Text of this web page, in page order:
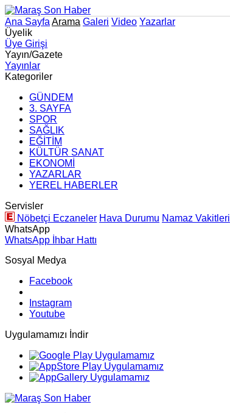
Ana Sayfa Arama Galeri Video Yazarlar
Üyelik
Üye Girişi
Yayın/Gazete
Yayınlar
Kategoriler
GÜNDEM
3. SAYFA
SPOR
SAĞLIK
EĞİTİM
KÜLTÜR SANAT
EKONOMİ
YAZARLAR
YEREL HABERLER
Servisler
Nöbetçi Eczaneler Hava Durumu Namaz Vakitleri
WhatsApp
WhatsApp İhbar Hattı
Sosyal Medya
Facebook
Instagram
Youtube
Uygulamamızı İndir